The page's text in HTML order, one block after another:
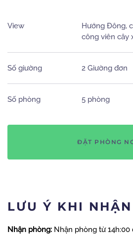
View
Hướng Đông,
công viên cây
Số giường 2 Giường đơn
Số phòng 5 phòng
ĐẶT PHÒNG
LƯU Ý KHI
Nhận phòng: Nhận phòng từ 14h:00